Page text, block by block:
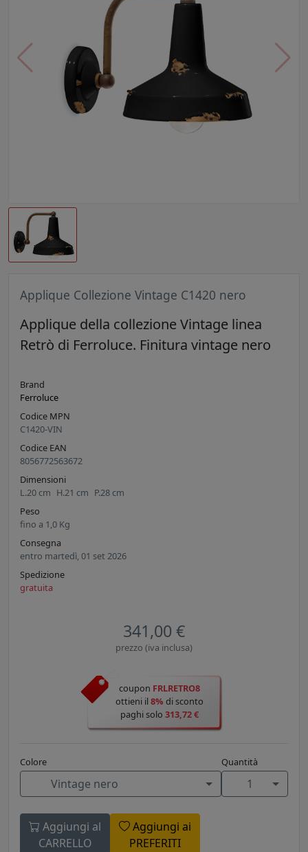
Applique Collezione Vintage C1420 nero
Applique della collezione Vintage linea
Retrò di Ferroluce. Finitura vintage nero
Brand
Ferroluce
Codice MPN
C1420-VIN
Codice EAN
8056772563672
Dimensioni
L.20 cm H.21 cm P.28 cm
Peso
fino a 1,0 Kg
Consegna
entro martedì, 01 set 2026
Spedizione
gratuita
341,00 €
prezzo (iva inclusa)
coupon FRLRETRO8
ottieni il8% di sconto
paghi solo 313,72 €
Colore
Vintage nero
Quantità
1
Aggiungi al
CARRELLO
Aggiungi ai
PREFERITI